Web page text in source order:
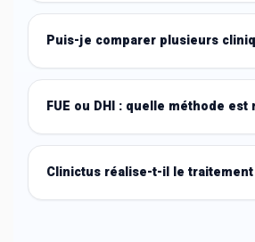
Puis-je comparer plusieurs
FUE ou DHI : quelle méthode est
Clinictus réalise-t-il le